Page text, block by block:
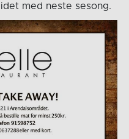
med neste sesong.